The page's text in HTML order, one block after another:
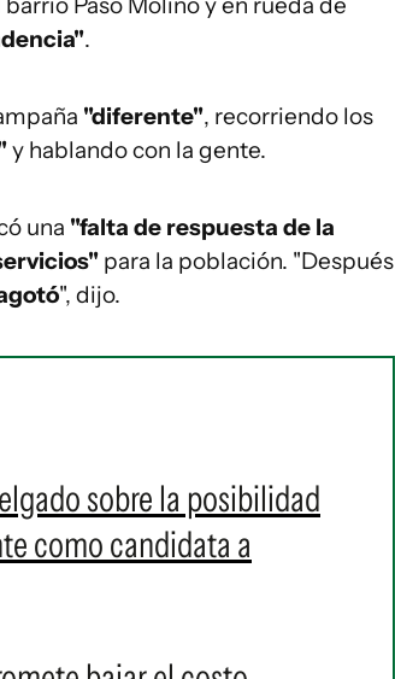
.
"diferente", recorriendo los
y hablando con la gente.
una "falta de respuesta de la
para la población. "Después
", dijo.
sobre la posibilidad
como candidata a